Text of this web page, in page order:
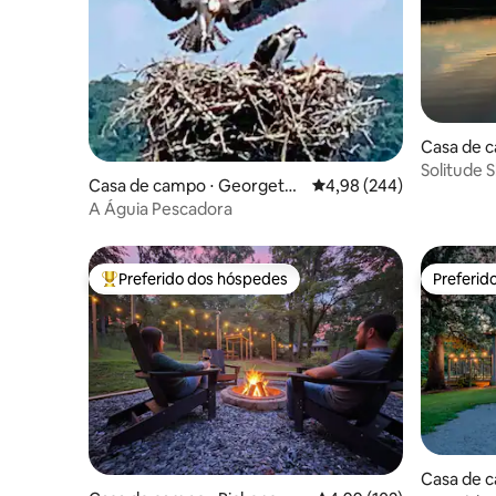
Casa de campo ⋅ Georgeto
wn
4,98 de uma avaliação
4,98 (244)
A Águia Pescadora
Casa de
Solitude
Entre os melhores preferidos dos hóspedes
Preferido dos hóspedes
Casa de